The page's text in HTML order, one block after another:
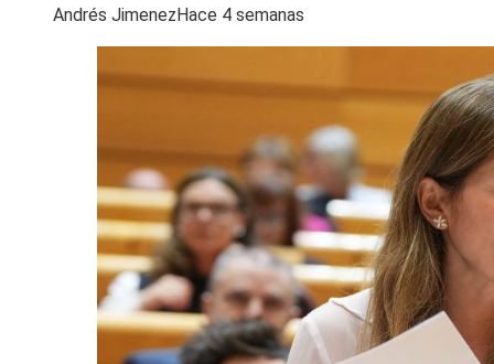
Andrés Jimenez Hace 4 semanas